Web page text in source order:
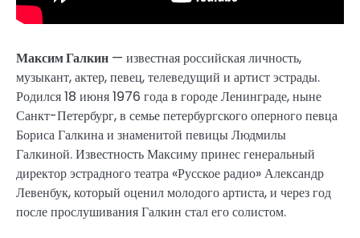
Максим Галкин — известная российская личность,
музыкант, актер, певец, телеведущий и артист эстрады.
Родился 18 июня 1976 года в городе Ленинграде, ныне
Санкт-Петербург, в семье петербургского оперного певца
Бориса Галкина и знаменитой певицы Людмилы
Галкиной. Известность Максиму принес генеральный
директор эстрадного театра «Русское радио» Александр
Левенбук, который оценил молодого артиста, и через год
после прослушивания Галкин стал его солистом.